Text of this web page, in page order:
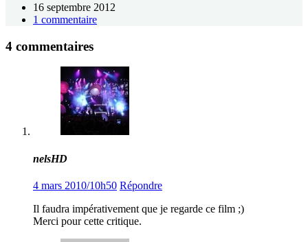
16 septembre 2012
1 commentaire
4 commentaires
nelsHD
4 mars 2010/10h50 Répondre
Il faudra impérativement que je regarde ce film ;)
Merci pour cette critique.